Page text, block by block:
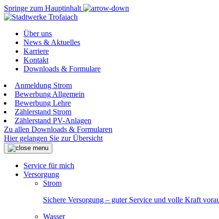
Springe zum Hauptinhalt
Über uns
News & Aktuelles
Karriere
Kontakt
Downloads & Formulare
Anmeldung Strom
Bewerbung Allgemein
Bewerbung Lehre
Zählerstand Strom
Zählerstand PV-Anlagen
Zu allen Downloads & Formularen
Hier gelangen Sie zur Übersicht
Service für mich
Versorgung
Strom
Sichere Versorgung – guter Service und volle Kraft
Wasser